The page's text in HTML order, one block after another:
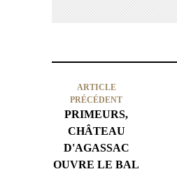
ARTICLE
PRÉCÉDENT
PRIMEURS,
CHÂTEAU
D'AGASSAC
OUVRE LE BAL